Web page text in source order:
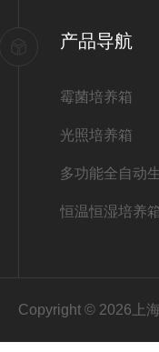
产品导航
霉菌培养箱
光照培养箱
多功能全自动
恒温恒湿培养
Copyright © 2026上